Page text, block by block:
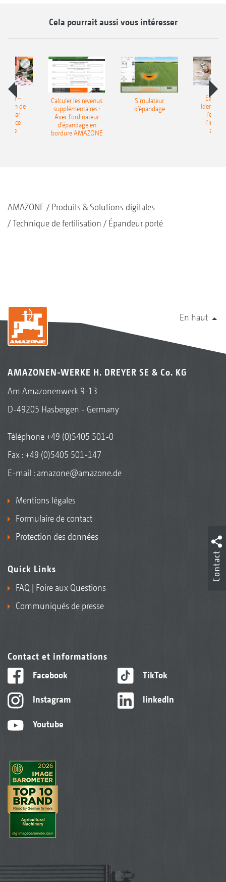
Cela pourrait aussi vous intéresser
–
de
par
Calculer les revenus
supplémentaires :
Avec l’ordinateur
d’épandage en
bordure AMAZONE
Simulateur
d‘épandage
AMAZONE
Produits & Solutions digitales
Technique de fertilisation
Épandeur porté
En haut
AMAZONEN-WERKE H. DREYER SE & Co. KG
Am Amazonenwerk 9-13
D-49205 Hasbergen - Germany
Téléphone+49 (0)5405 501-0
Fax : +49 (0)5405 501-147
E-mail : amazone@amazone.de
Mentions légales
Formulaire de contact
Protection des données
Quick Links
FAQ | Foire aux Questions
Communiqués de presse
Contact et informations
Facebook
Instagram
Youtube
TikTok
linkedIn
Contact